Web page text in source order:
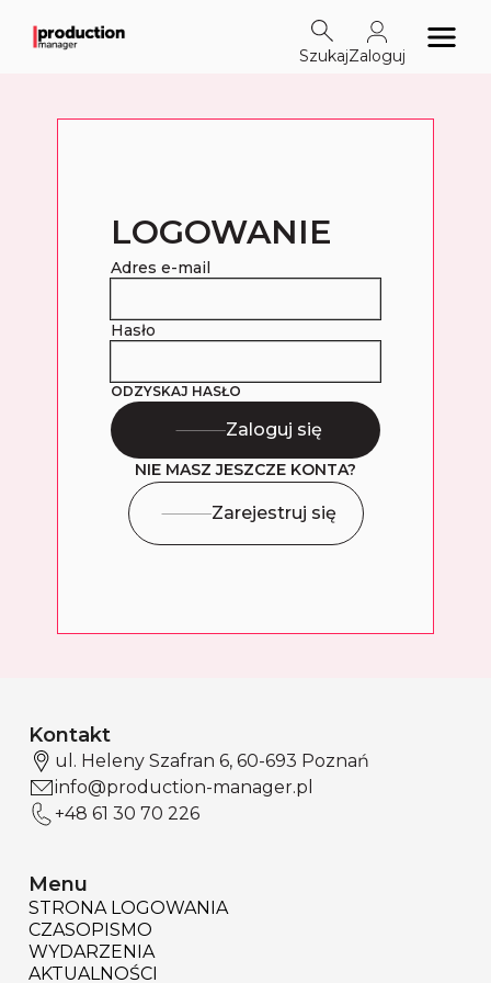
SzukajZaloguj
LOGOWANIE
Adres e-mail
Hasło
ODZYSKAJ HASŁO
Zaloguj się
NIE MASZ JESZCZE KONTA?
Zarejestruj się
Kontakt
ul. Heleny Szafran 6, 60-693 Poznań
info@production-manager.pl
+48 61 30 70 226
Menu
STRONA LOGOWANIA
CZASOPISMO
WYDARZENIA
AKTUALNOŚCI